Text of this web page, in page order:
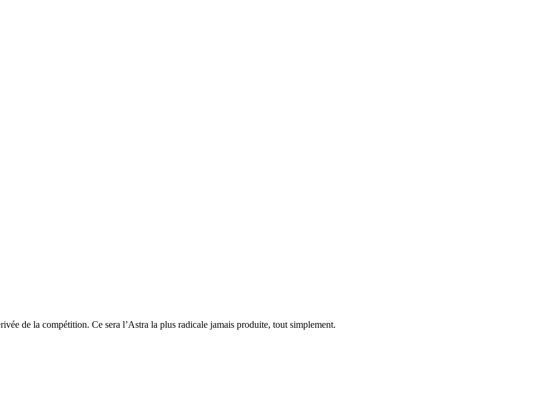
de la compétition. Ce sera l’Astra la plus radicale jamais produite, tout simplement.